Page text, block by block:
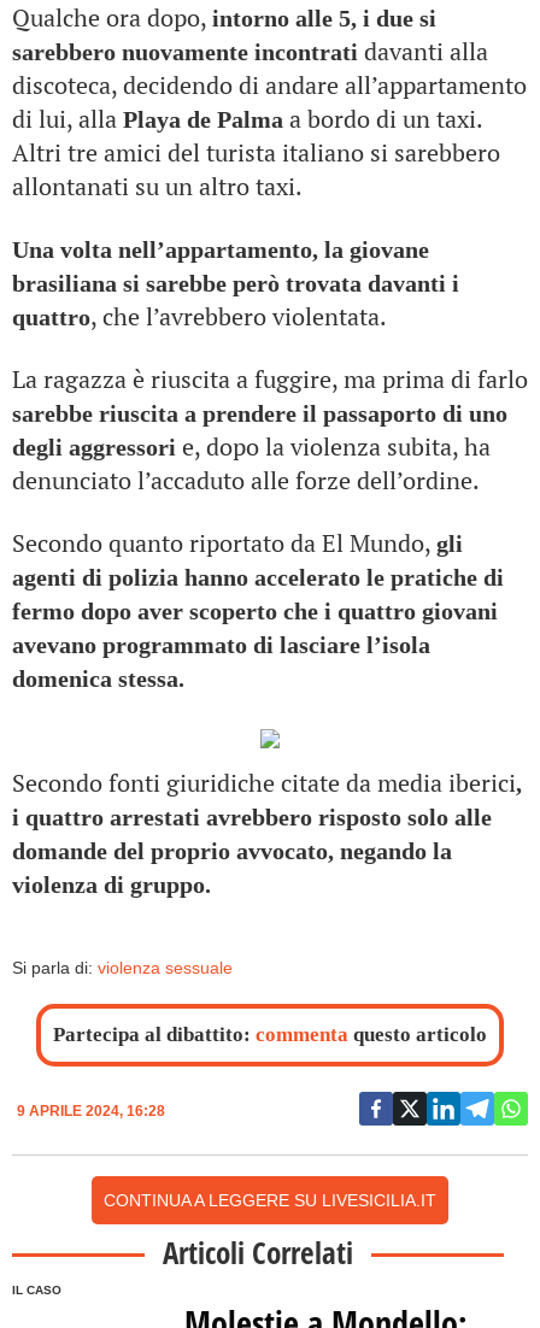
Qualche ora dopo, intorno alle 5, i due si
sarebbero nuovamente incontrati davanti alla
discoteca, decidendo di andare all’appartamento
di lui, alla Playa de Palma a bordo di un taxi.
Altri tre amici del turista italiano si sarebbero
allontanati su un altro taxi.
Una volta nell’appartamento, la giovane
brasiliana si sarebbe però trovata davanti i
quattro, che l’avrebbero violentata.
La ragazza è riuscita a fuggire, ma prima di farlo
sarebbe riuscita a prendere il passaporto di uno
degli aggressori e, dopo la violenza subita, ha
denunciato l’accaduto alle forze dell’ordine.
Secondo quanto riportato da El Mundo, gli
agenti di polizia hanno accelerato le pratiche di
fermo dopo aver scoperto che i quattro giovani
avevano programmato di lasciare l’isola
domenica stessa.
Secondo fonti giuridiche citate da media iberici,
i quattro arrestati avrebbero risposto solo alle
domande del proprio avvocato, negando la
violenza di gruppo.
Si parla di: violenza sessuale
Partecipa al dibattito: commenta questo articolo
9 APRILE 2024, 16:28
CONTINUA A LEGGERE SU LIVESICILIA.IT
Articoli Correlati
IL CASO